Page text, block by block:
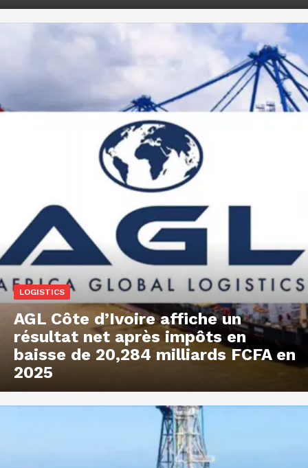
LOGISTICS
AGL Côte d’Ivoire affiche un
résultat net après impôts en
baisse de 20,284 milliards FCFA en
2025